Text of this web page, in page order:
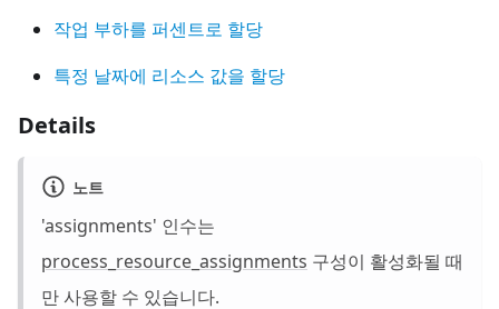
작업 부하를 퍼센트로 할당
특정 날짜에 리소스 값을 할당
Details
노트
'assignments' 인수는
process_resource_assignments 구성이 활성화될 때
만 사용할 수 있습니다.